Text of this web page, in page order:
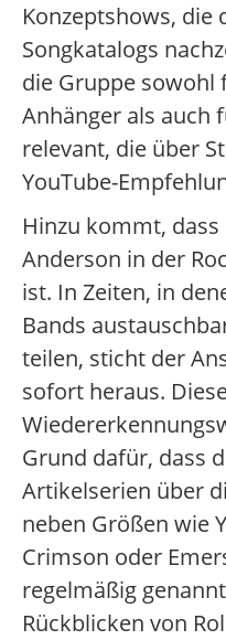
Konzeptshows, die
Songkatalogs
die Gruppe sowohl
Anhänger als auch
relevant, die über
YouTube-
Hinzu kommt,
Anderson in der
ist. In Zeiten, in
Bands
teilen, sticht der
sofort heraus.
Grund dafür, dass
Artikelserien über
neben Größen wie
Crimson oder
regelmäßig
Rückblicken von